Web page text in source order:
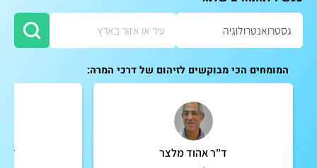
המומחים הכי מבוקשים לזיהום של דרכי המרה:
ד"ר אהוד מלצר